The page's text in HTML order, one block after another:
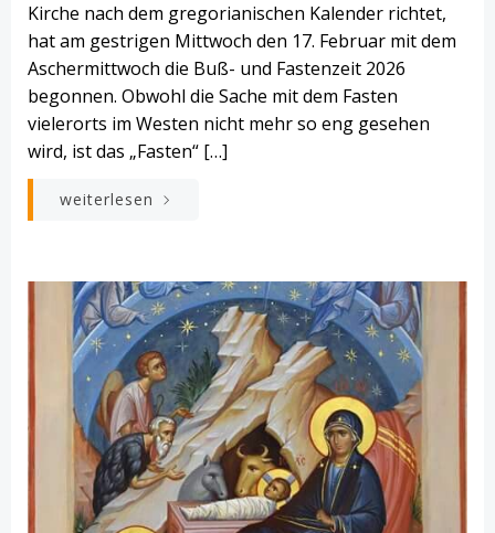
Kirche nach dem gregorianischen Kalender richtet,
hat am gestrigen Mittwoch den 17. Februar mit dem
Aschermittwoch die Buß- und Fastenzeit 2026
begonnen. Obwohl die Sache mit dem Fasten
vielerorts im Westen nicht mehr so eng gesehen
wird, ist das „Fasten“ […]
weiterlesen